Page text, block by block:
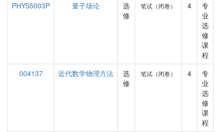
PHYS5003P
量子场论
选
修
笔试（闭卷） 4
专
业
选
修
课
程
004137
近代数学物理方法
选
修
笔试（闭卷） 4
专
业
选
修
课
程